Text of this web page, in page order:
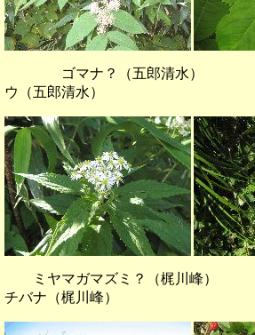
ゴマナ？（五郎清水）
ウ（五郎清水）
ミヤマガマズミ？（梶川
チバナ（梶川峰）